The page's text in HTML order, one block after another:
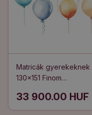
Matricák gyerekeknek
130x151 Finom
lufikkal
33 900.00 HUF